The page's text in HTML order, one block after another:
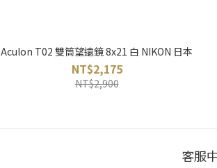
Aculon T02 雙筒望遠鏡 8x21 白 NIKON 日本
NT$2,175
NT$2,900
客服